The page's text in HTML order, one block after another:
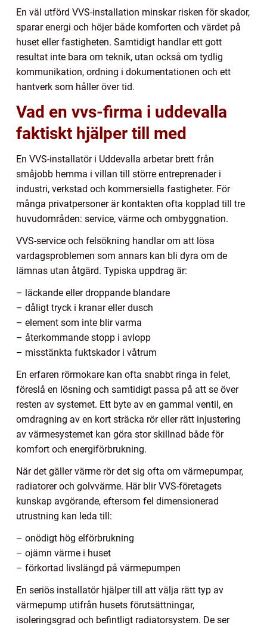
En väl utförd VVS-installation minskar risken för skador,
sparar energi och höjer både komforten och värdet på
huset eller fastigheten. Samtidigt handlar ett gott
resultat inte bara om teknik, utan också om tydlig
kommunikation, ordning i dokumentationen och ett
hantverk som håller över tid.
Vad en vvs-firma i uddevalla
faktiskt hjälper till med
En VVS-installatör i Uddevalla arbetar brett från
småjobb hemma i villan till större entreprenader i
industri, verkstad och kommersiella fastigheter. För
många privatpersoner är kontakten ofta kopplad till tre
huvudområden: service, värme och ombyggnation.
VVS-service och felsökning handlar om att lösa
vardagsproblemen som annars kan bli dyra om de
lämnas utan åtgärd. Typiska uppdrag är:
– läckande eller droppande blandare
– dåligt tryck i kranar eller dusch
– element som inte blir varma
– återkommande stopp i avlopp
– misstänkta fuktskador i våtrum
En erfaren rörmokare kan ofta snabbt ringa in felet,
föreslå en lösning och samtidigt passa på att se över
resten av systemet. Ett byte av en gammal ventil, en
omdragning av en kort sträcka rör eller rätt injustering
av värmesystemet kan göra stor skillnad både för
komfort och energiförbrukning.
När det gäller värme rör det sig ofta om värmepumpar,
radiatorer och golvvärme. Här blir VVS-företagets
kunskap avgörande, eftersom fel dimensionerad
utrustning kan leda till:
– onödigt hög elförbrukning
– ojämn värme i huset
– förkortad livslängd på värmepumpen
En seriös installatör hjälper till att välja rätt typ av
värmepump utifrån husets förutsättningar,
isoleringsgrad och befintligt radiatorsystem. De ser